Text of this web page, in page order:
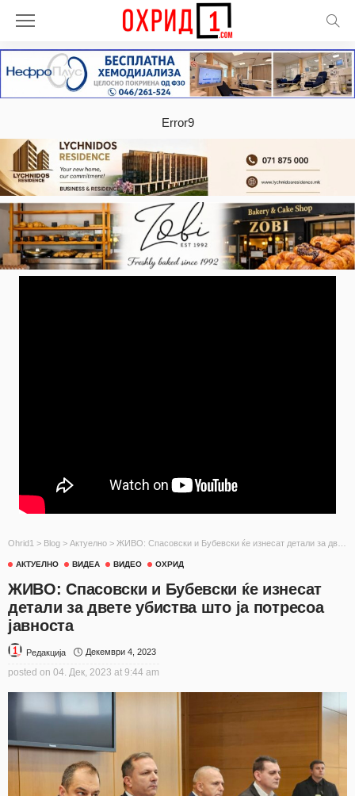
Error9
Ohrid1 > Blog > Актуелно > ЖИВО: Спасовски и Бубевски ќе изнесат детали за двете убиства што ја потресоа јавноста
АКТУЕЛНО ВИДЕА ВИДЕО ОХРИД
ЖИВО: Спасовски и Бубевски ќе изнесат
детали за двете убиства што ја потресоа
јавноста
Редакција Декември 4, 2023
posted on 04. Дек, 2023 at 9:44 am